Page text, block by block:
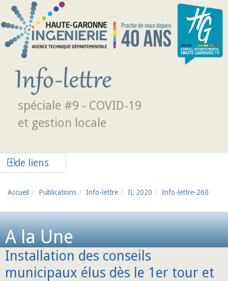
Aller au contenu principal
spéciale #9 - COVID-19
et gestion locale
de liens
Accueil Publications Info-lettre IL 2020 Info-lettre-260
A la Une
Installation des conseils
municipaux élus dès le 1er tour et